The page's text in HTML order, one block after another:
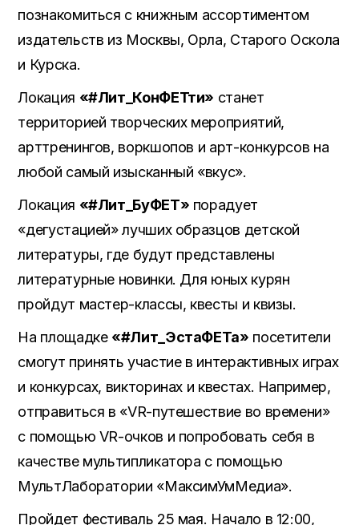
познакомиться с книжным ассортиментом
издательств из Москвы, Орла, Старого Оскола
и Курска.
Локация «#Лит_КонФЕТти» станет
территорией творческих мероприятий,
арттренингов, воркшопов и арт-конкурсов на
любой самый изысканный «вкус».
Локация «#Лит_БуФЕТ» порадует
«дегустацией» лучших образцов детской
литературы, где будут представлены
литературные новинки. Для юных курян
пройдут мастер-классы, квесты и квизы.
На площадке «#Лит_ЭстаФЕТа» посетители
смогут принять участие в интерактивных играх
и конкурсах, викторинах и квестах. Например,
отправиться в «VR-путешествие во времени»
с помощью VR-очков и попробовать себя в
качестве мультипликатора с помощью
МультЛаборатории «МаксимУмМедиа».
Пройдет фестиваль 25 мая. Начало в 12:00,